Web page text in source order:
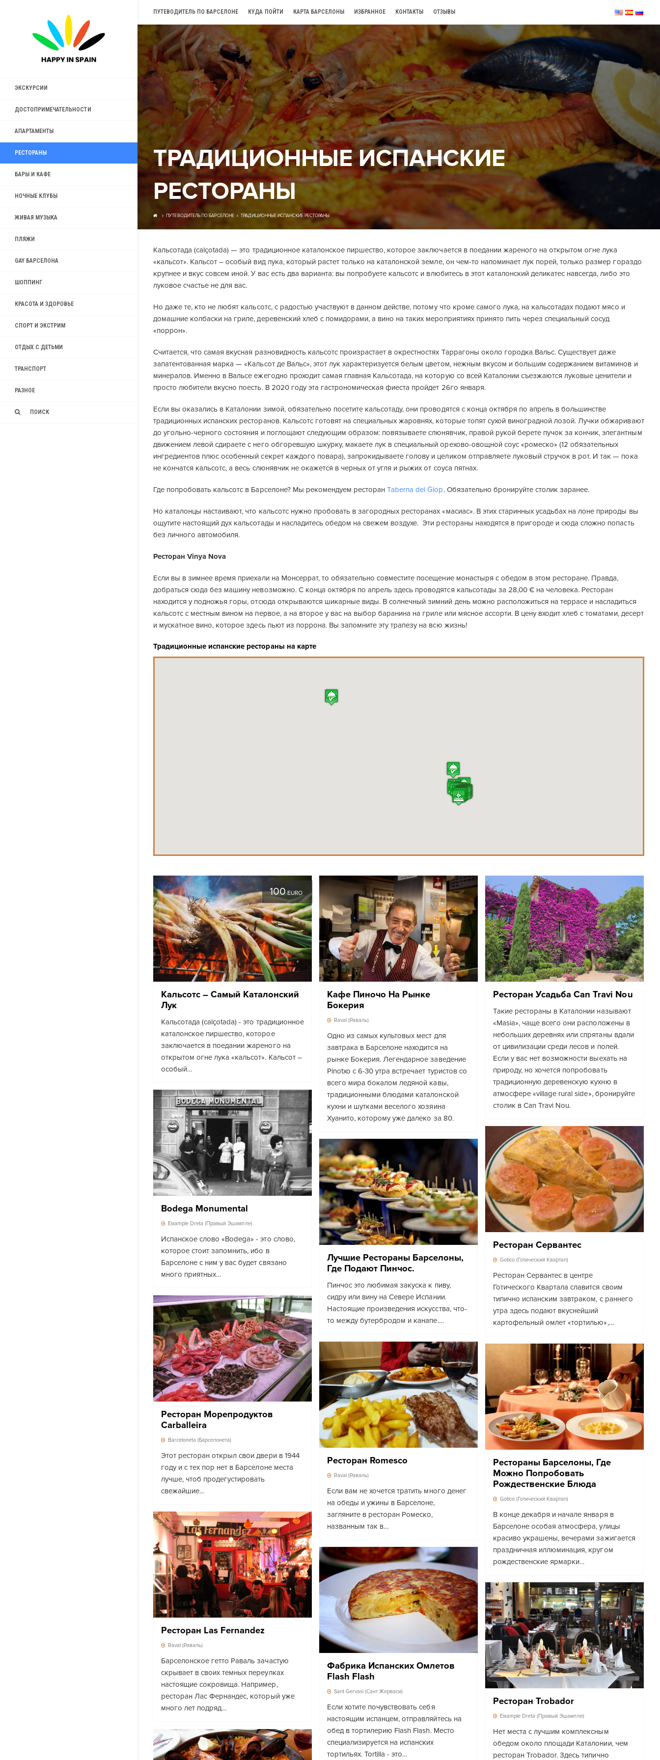
ПУТЕВОДИТЕЛЬ ПО БАРСЕЛОНЕ КУДА ПОЙТИ КАРТА БАРСЕЛОНЫ ИЗБРАННОЕ КОНТАКТЫ ОТЗЫВЫ
ЭКСКУРСИИ
ДОСТОПРИМЕЧАТЕЛЬНОСТИ
АПАРТАМЕНТЫ
РЕСТОРАНЫ
БАРЫ И КАФЕ
НОЧНЫЕ КЛУБЫ
ЖИВАЯ МУЗЫКА
ПЛЯЖИ
GAY БАРСЕЛОНА
ШОППИНГ
КРАСОТА И ЗДОРОВЬЕ
СПОРТ И ЭКСТРИМ
ОТДЫХ С ДЕТЬМИ
ТРАНСПОРТ
РАЗНОЕ
ПОИСК
ТРАДИЦИОННЫЕ ИСПАНСКИЕ
РЕСТОРАНЫ
ПУТЕВОДИТЕЛЬ ПО БАРСЕЛОНЕ ТРАДИЦИОННЫЕ ИСПАНСКИЕ РЕСТОРАНЫ
Кальсотада (calçotada) — это традиционное каталонское пиршество, которое заключается в поедании жареного на открытом огне лука
«кальсот». Кальсот – особый вид лука, который растет только на каталонской земле, он чем-то напоминает лук порей, только размер гораздо
крупнее и вкус совсем иной. У вас есть два варианта: вы попробуете кальсотс и влюбитесь в этот каталонский деликатес навсегда, либо это
луковое счастье не для вас.
Но даже те, кто не любят кальсотс, с радостью участвуют в данном действе, потому что кроме самого лука, на кальсотадах подают мясо и
домашние колбаски на гриле, деревенский хлеб с помидорами, а вино на таких мероприятиях принято пить через специальный сосуд
«поррон».
Считается, что самая вкусная разновидность кальсотс произрастает в окрестностях Таррагоны около городка Вальс. Существует даже
запатентованная марка — «Кальсот де Вальс», этот лук характеризуется белым цветом, нежным вкусом и большим содержанием витаминов и
минералов. Именно в Вальсе ежегодно проходит самая главная Кальсотада, на которую со всей Каталонии съезжаются луковые ценители и
просто любители вкусно поесть. В 2020 году эта гастрономическая фиеста пройдет 26го января.
Если вы оказались в Каталонии зимой, обязательно посетите кальсотаду, они проводятся с конца октября по апрель в большинстве
традиционных испанских ресторанов. Кальсотс готовят на специальных жаровнях, которые топят сухой виноградной лозой. Лучки обжаривают
до угольно-черного состояния и поглощают следующим образом: повязываете слюнявчик, правой рукой берете пучок за кончик, элегантным
движением левой сдираете с него обгоревшую шкурку, макаете лук в специальный орехово-овощной соус «ромеско» (12 обязательных
ингредиентов плюс особенный секрет каждого повара), запрокидываете голову и целиком отправляете луковый стручок в рот. И так — пока
не кончатся кальсотс, а весь слюнявчик не окажется в черных от угля и рыжих от соуса пятнах.
Где попробовать кальсотс в Барселоне? Мы рекомендуем ресторанTaberna del Glop. Обязательно бронируйте столик заранее.
Но каталонцы настаивают, что кальсотс нужно пробовать в загородных ресторанах «масиас». В этих старинных усадьбах на лоне природы вы
ощутите настоящий дух кальсотады и насладитесь обедом на свежем воздухе. Эти рестораны находятся в пригороде и сюда сложно попасть
без личного автомобиля.
Ресторан Vinya Nova
Если вы в зимнее время приехали на Монсеррат, то обязательно совместите посещение монастыря с обедом в этом ресторане. Правда,
добраться сюда без машину невозможно. С конца октября по апрель здесь проводятся кальсотады за 28,00 € на человека. Ресторан
находится у подножья горы, отсюда открываются шикарные виды. В солнечный зимний день можно расположиться на террасе и насладиться
кальсотс с местным вином на первое, а на второе у вас на выбор баранина на гриле или мясное ассорти. В цену входит хлеб с томатами, десерт
и мускатное вино, которое здесь пьют из поррона. Вы запомните эту трапезу на всю жизнь!
Традиционные испанские рестораны на карте
100EURO
Кальсотc – Самый Каталонский
Лук
Кальсотада (calçotada) - это традиционное
каталонское пиршество, которое
заключается в поедании жареного на
открытом огне лука «кальсот». Кальсот –
особый…
Кафе Пиночо На Рынке
Бокерия
Raval (Раваль)
Одно из самых культовых мест для
завтрака в Барселоне находится на
рынке Бокерия. Легендарное заведение
Pinotxo с 6-30 утра встречает туристов со
всего мира бокалом ледяной кавы,
традиционными блюдами каталонской
кухни и шутками веселого хозяина
Хуанито, которому уже далеко за 80.
Ресторан Усадьба Can Travi Nou
Такие рестораны в Каталонии называют
«Masia», чаще всего они расположены в
небольших деревнях или спрятаны вдали
от цивилизации среди лесов и полей.
Если у вас нет возможности выехать на
природу, но хочется попробовать
традиционную деревенскую кухню в
атмосфере «village rural side», бронируйте
столик в Can Travi Nou.
Bodega Monumental
Eixample Dreta (Правый Эшампле)
Испанское слово «Bodega» - это слово,
которое стоит запомнить, ибо в
Барселоне с ним у вас будет связано
много приятных…
Ресторан Сервантес
Gotico (Готический Квартал)
Ресторан Сервантес в центре
Готического Квартала славится своим
типично испанским завтраком, с раннего
утра здесь подают вкуснейший
картофельный омлет «тортилью»,…
Лучшие Рестораны Барселоны,
Где Подают Пинчос.
Пинчос это любимая закуска к пиву,
сидру или вину на Севере Испании.
Настоящие произведения искусства, что-
то между бутербродом и канапе.…
Ресторан Морепродуктов
Carballeira
Barceloneta (Барселонета)
Этот ресторан открыл свои двери в 1944
году и с тех пор нет в Барселоне места
лучше, чтоб продегустировать
свежайшие…
Ресторан Romesco
Raval (Раваль)
Если вам не хочется тратить много денег
на обеды и ужины в Барселоне,
загляните в ресторан Ромеско,
названным так в…
Рестораны Барселоны, Где
Можно Попробовать
Рождественские Блюда
Gotico (Готический Квартал)
В конце декабря и начале января в
Барселоне особая атмосфера, улицы
красиво украшены, вечерами зажигается
праздничная иллюминация, кругом
рождественские ярмарки…
Ресторан Las Fernandez
Raval (Раваль)
Барселонское гетто Раваль зачастую
скрывает в своих темных переулках
настоящие сокровища. Например,
ресторан Лас Фернандес, который уже
много лет подряд…
Фабрика Испанских Омлетов
Flash Flash
Sant Gervasi (Сант Жерваси)
Если хотите почувствовать себя
настоящим испанцем, отправляйтесь на
обед в тортилерию Flash Flash. Место
специализируется на испанских
тортильях. Tortilla - это…
Ресторан Trobador
Eixample Dreta (Правый Эшампле)
Нет места с лучшим комплексным
обедом около площади Каталонии, чем
ресторан Trobador. Здесь типично